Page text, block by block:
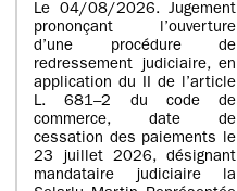
Le 04/08/2026. Jugement
prononçant l’ouverture
d’une procédure de
redressement judiciaire, en
application du II de l’article
L. 681–2 du code de
commerce, date de
cessation des paiements le
23 juillet 2026, désignant
mandataire judiciaire la